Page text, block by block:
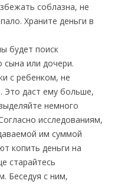
соблазна, не
Храните деньги в
будет поиск
сына или дочери.
с ребенком, не
Это даст ему больше,
немного
исследованиям,
им суммой
копить деньги на
старайтесь
Беседуя с ним,